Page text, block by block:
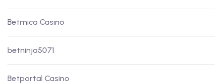
Betmica Casino
betninja5071
Betportal Casino